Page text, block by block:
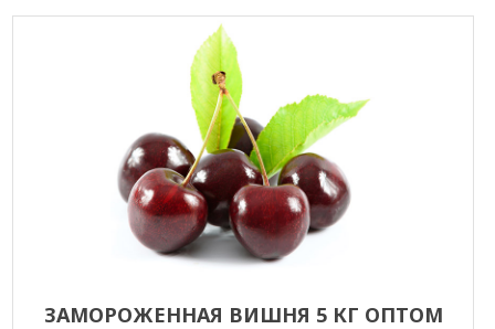
ЗАМОРОЖЕННАЯ ВИШНЯ 5 КГ ОПТОМ